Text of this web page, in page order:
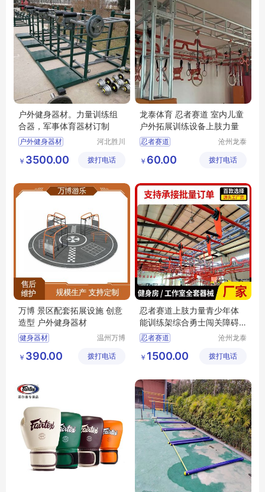
户外健身器材。力量训练组
合器，军事体育器材订制
户外健身器材
力量训练器材
军事体育器材
河北胜川
制造有限
￥ 3500.00 拨打电话
龙泰体育 忍者赛道 室内儿童
户外拓展训练设备上肢力量
忍者赛道
户外拓展训练设备
忍者赛道配件
沧州龙泰
有限公司
￥ 60.00 拨打电话
万博 景区配套拓展设施 创意
造型 户外健身器材
健身器材
木质廊架组合滑梯
温州万博
有限公司
￥ 390.00 拨打电话
忍者赛道上肢力量青少年体
能训练架综合勇士闯关障碍
体能跑酷器材
忍者赛道
勇士闯关
跑酷训练器材
沧州龙泰
有限公司
￥ 1500.00 拨打电话